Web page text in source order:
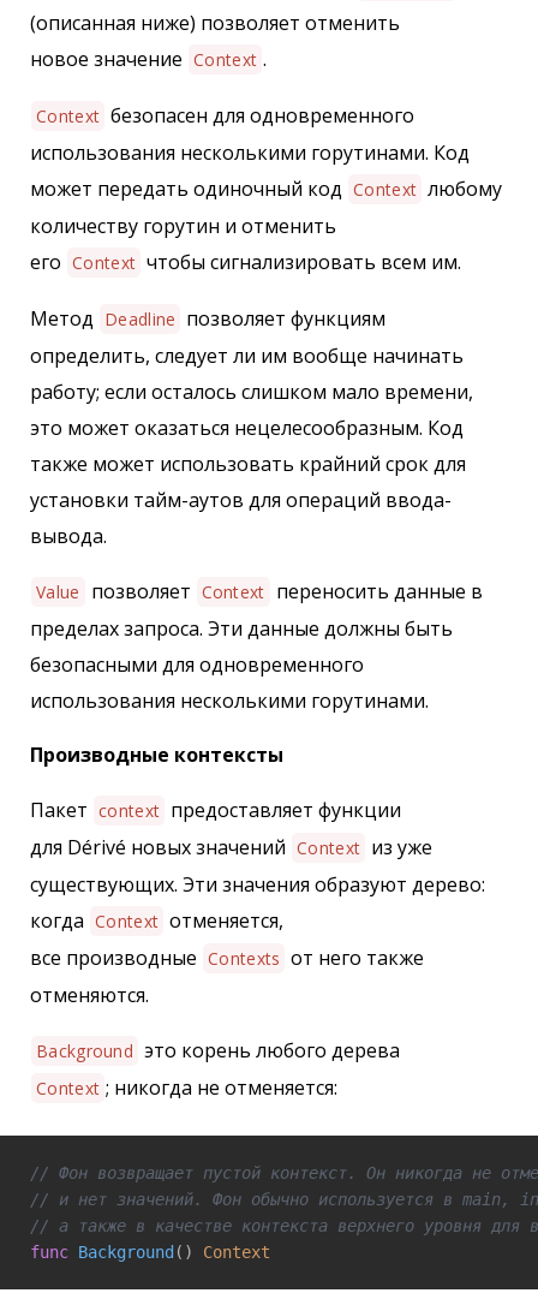
(описанная ниже) позволяет отменить
новое значение Context .
Context безопасен для одновременного
использования несколькими горутинами. Код
может передать одиночный код Context любому
количеству горутин и отменить
его Context чтобы сигнализировать всем им.
Метод Deadline позволяет функциям
определить, следует ли им вообще начинать
работу; если осталось слишком мало времени,
это может оказаться нецелесообразным. Код
также может использовать крайний срок для
установки тайм-аутов для операций ввода-
вывода.
Value позволяет Context переносить данные в
пределах запроса. Эти данные должны быть
безопасными для одновременного
использования несколькими горутинами.
Производные контексты
Пакет context предоставляет функции
для Dérivé новых значений Context из уже
существующих. Эти значения образуют дерево:
когда Context отменяется,
все производные Contexts от него также
отменяются.
Background это корень любого дерева
Context ; никогда не отменяется:
// Фон возвращает пустой контекст. Он никогда не
// и нет значений. Фон обычно используется в
// а также в качестве контекста верхнего уровня для
func Background () Context